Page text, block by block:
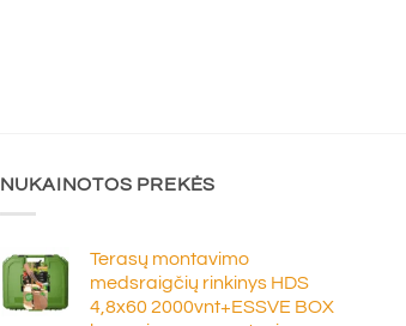
NUKAINOTOS PREKĖS
Terasų montavimo
medsraigčių rinkinys HDS
4,8x60 2000vnt+ESSVE BOX